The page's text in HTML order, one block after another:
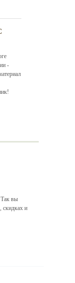
-
Так вы
скидках и